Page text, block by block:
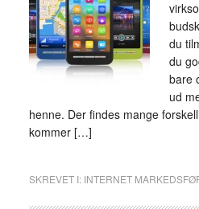
du
du
bare
ud
henne. Der findes mange
kommer […]
SKREVET I: INTERNET